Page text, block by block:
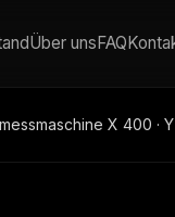
Über unsFAQ
X 400 ·